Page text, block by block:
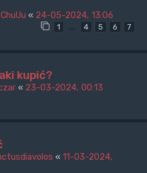
« 24-05-2024, 13:06
1 … 4 5 6 7
kupić?
« 23-03-2024, 00:13
« 11-03-2024,